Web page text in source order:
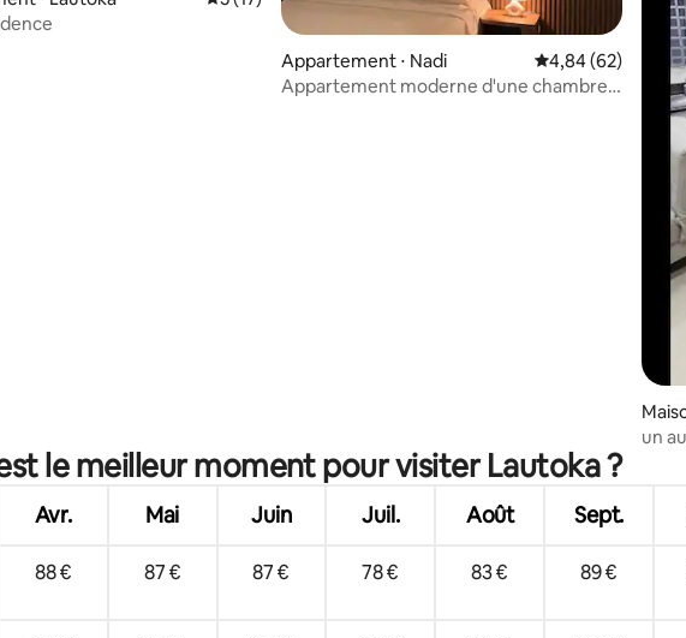
sur la base de 5 commentaires : 5 sur 5
Appartement ⋅ Nadi Évaluation
4,84 (62)
Appartement moderne d'une chambre
un
le meilleur moment pour visiter Lautoka ?
Avr. Mai Juin Juil. Août Sept.
88 € 87 € 87 € 78 € 83 € 89 €